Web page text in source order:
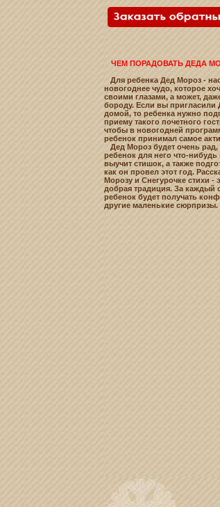
ЧЕМ ПОРАДОВАТЬ ДЕДА
Для ребенка Дед Мороз -
новогоднее чудо, которое
своими глазами, а может,
бороду. Если вы пригласили
домой, то ребенка нужно
приему такого почетного
чтобы в новогодней
ребенок принимал самое
Дед Мороз будет очень рад,
ребенок для него что-нибудь
выучит стишок, а также
как он провел этот год.
Морозу и Снегурочке стихи -
добрая традиция. За каждый
ребенок будет получать
другие маленькие сюрпризы.